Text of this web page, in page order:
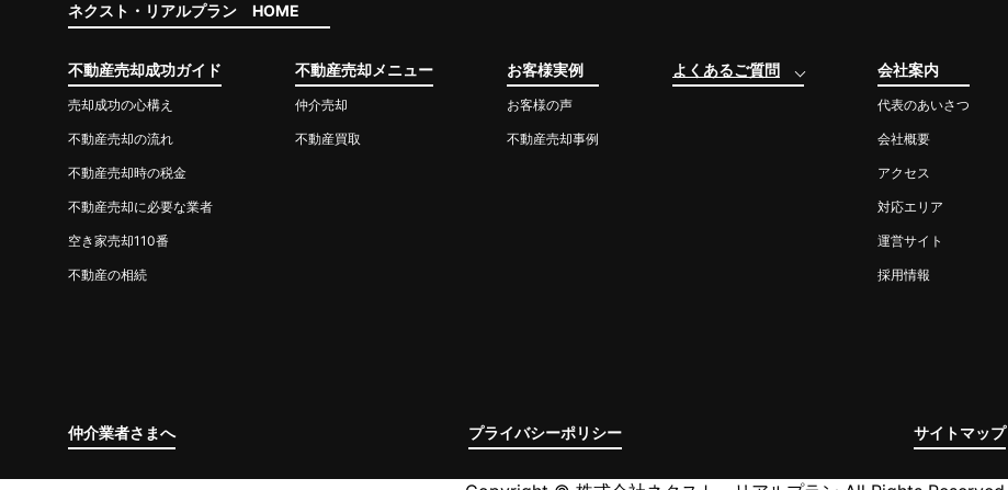
ネクスト・リアルプラン HOME
不動産売却成功ガイド
売却成功の心構え
不動産売却の流れ
不動産売却時の税金
不動産売却に必要な業者
空き家売却110番
不動産の相続
不動産売却メニュー
仲介売却
不動産買取
お客様実例
お客様の声
不動産売却事例
よくあるご質問 会社案内
代表のあいさつ
会社概要
アクセス
対応エリア
運営サイト
採用情報
仲介業者さまへ プライバシーポリシー サイトマップ